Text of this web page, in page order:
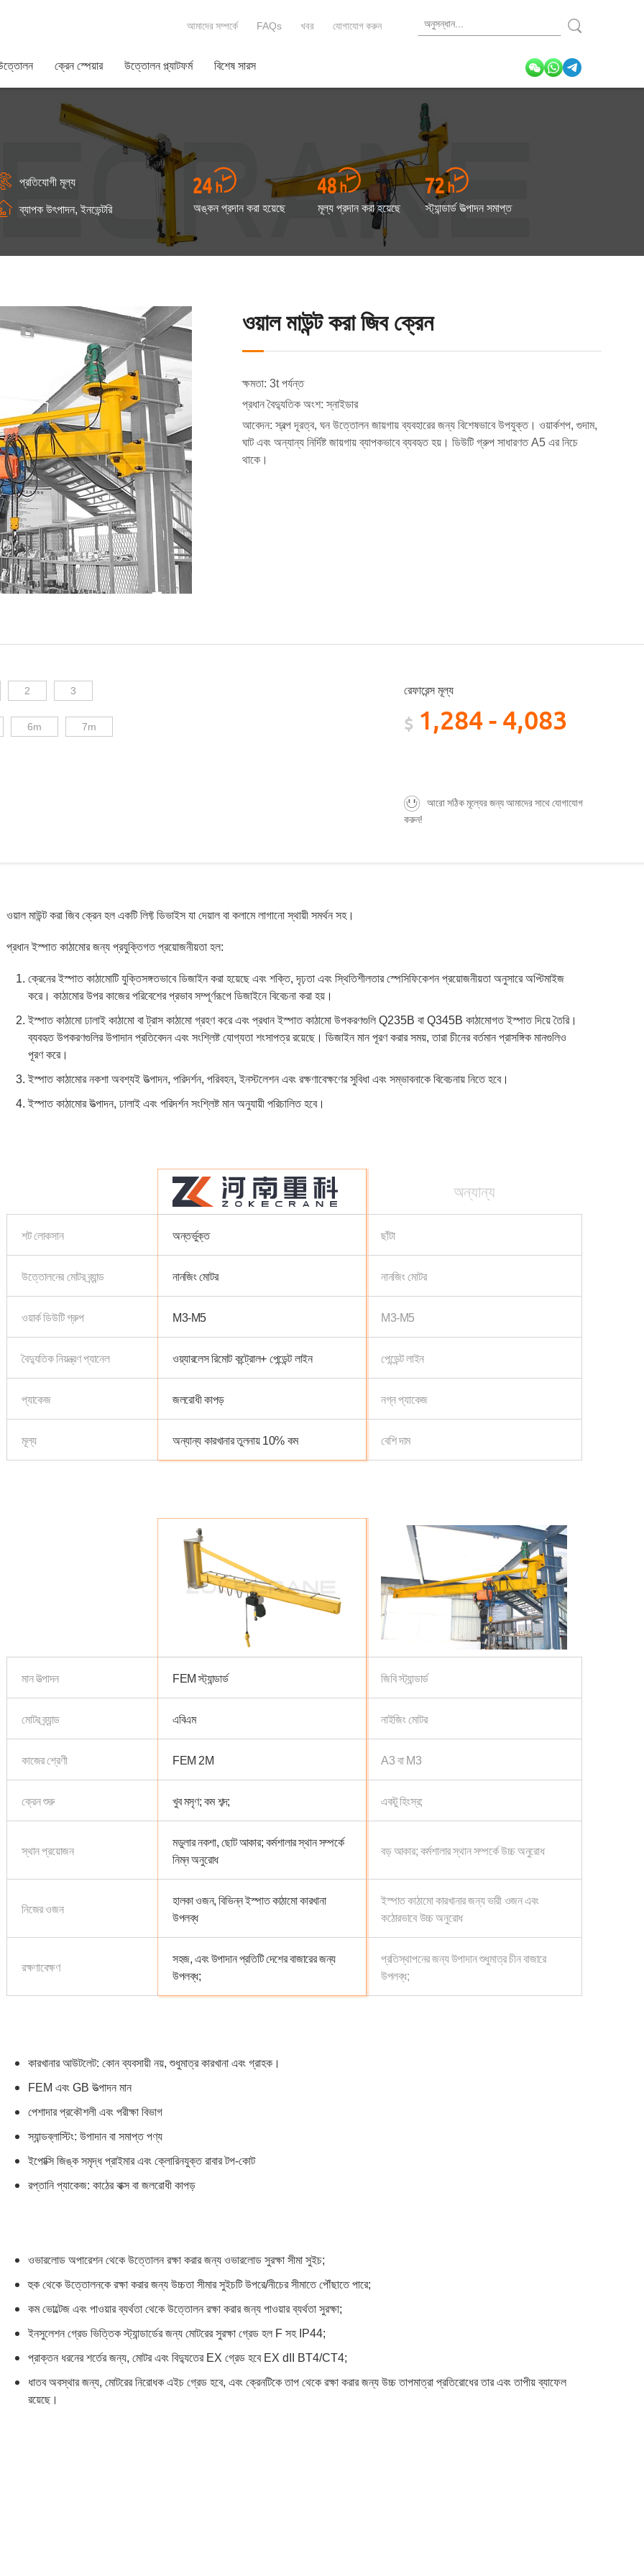
আমাদের সম্পর্কে FAQs খবর যোগাযোগ করুন
ক্রেন স্পেয়ার উত্তোলন প্ল্যাটফর্ম বিশেষ সারস
প্রতিযোগী মূল্য
ব্যাপক উৎপাদন, ইনভেন্টরি অঙ্কন প্রদান করা হয়েছে মূল্য প্রদান করা হয়েছে স্ট্যান্ডার্ড উত্পাদন সমাপ্ত
ওয়াল মাউন্ট করা জিব ক্রেন
ক্ষমতা: 3t পর্যন্ত
প্রধান বৈদ্যুতিক অংশ: স্নাইডার
আবেদন: স্বল্প দূরত্ব, ঘন উত্তোলন জায়গায় ব্যবহারের জন্য বিশেষভাবে উপযুক্ত। ওয়ার্কশপ, গুদাম,
ঘাট এবং অন্যান্য নির্দিষ্ট জায়গায় ব্যাপকভাবে ব্যবহৃত হয়। ডিউটি গ্রুপ সাধারণত A5 এর নিচে
থাকে।
2 3
6m 7m
রেফারেন্স মূল্য
$ 1,284 - 4,083
আরো সঠিক মূল্যের জন্য আমাদের সাথে যোগাযোগ
করুন!
ওয়াল মাউন্ট করা জিব ক্রেন হল একটি লিফ্ট ডিভাইস যা দেয়াল বা কলামে লাগানো স্থায়ী সমর্থন সহ।
প্রধান ইস্পাত কাঠামোর জন্য প্রযুক্তিগত প্রয়োজনীয়তা হল:
ক্রেনের ইস্পাত কাঠামোটি যুক্তিসঙ্গতভাবে ডিজাইন করা হয়েছে এবং শক্তি, দৃঢ়তা এবং স্থিতিশীলতার স্পেসিফিকেশন প্রয়োজনীয়তা অনুসারে অপ্টিমাইজ
করে। কাঠামোর উপর কাজের পরিবেশের প্রভাব সম্পূর্ণরূপে ডিজাইনে বিবেচনা করা হয়।
ইস্পাত কাঠামো ঢালাই কাঠামো বা ট্রাস কাঠামো গ্রহণ করে এবং প্রধান ইস্পাত কাঠামো উপকরণগুলি Q235B বা Q345B কাঠামোগত ইস্পাত দিয়ে তৈরি।
ব্যবহৃত উপকরণগুলির উপাদান প্রতিবেদন এবং সংশ্লিষ্ট যোগ্যতা শংসাপত্র রয়েছে। ডিজাইন মান পূরণ করার সময়, তারা চীনের বর্তমান প্রাসঙ্গিক মানগুলিও
পূরণ করে।
ইস্পাত কাঠামোর নকশা অবশ্যই উত্পাদন, পরিদর্শন, পরিবহন, ইনস্টলেশন এবং রক্ষণাবেক্ষণের সুবিধা এবং সম্ভাবনাকে বিবেচনায় নিতে হবে।
ইস্পাত কাঠামোর উত্পাদন, ঢালাই এবং পরিদর্শন সংশ্লিষ্ট মান অনুযায়ী পরিচালিত হবে।
অন্যান্য
শট লোকসান অন্তর্ভুক্ত ছাঁটা
উত্তোলনের মোটর ব্র্যান্ড নানজিং মোটর নানজিং মোটর
ওয়ার্ক ডিউটি গ্রুপ M3-M5 M3-M5
বৈদ্যুতিক নিয়ন্ত্রণ প্যানেল ওয়্যারলেস রিমোট কন্ট্রোল+ পেন্ডেন্ট লাইন পেন্ডেন্ট লাইন
প্যাকেজ জলরোধী কাপড় নগ্ন প্যাকেজ
মূল্য অন্যান্য কারখানার তুলনায় 10% কম বেশি দাম
মান উত্পাদন FEM স্ট্যান্ডার্ড জিবি স্ট্যান্ডার্ড
মোটর ব্র্যান্ড এবিএম নাইজিং মোটর
কাজের শ্রেণী FEM 2M A3 বা M3
ক্রেন শুরু খুব মসৃণ; কম শব্দ; একটু হিংস্র;
স্থান প্রয়োজন
মডুলার নকশা, ছোট আকার; কর্মশালার স্থান সম্পর্কে
নিম্ন অনুরোধ
বড় আকার; কর্মশালার স্থান সম্পর্কে উচ্চ অনুরোধ
নিজের ওজন
হালকা ওজন, বিভিন্ন ইস্পাত কাঠামো কারখানা
উপলব্ধ
ইস্পাত কাঠামো কারখানার জন্য ভারী ওজন এবং
কঠোরভাবে উচ্চ অনুরোধ
রক্ষণাবেক্ষণ
সহজ, এবং উপাদান প্রতিটি দেশের বাজারের জন্য
উপলব্ধ;
প্রতিস্থাপনের জন্য উপাদান শুধুমাত্র চীন বাজারে
উপলব্ধ;
কারখানার আউটলেট: কোন ব্যবসায়ী নয়, শুধুমাত্র কারখানা এবং গ্রাহক।
FEM এবং GB উত্পাদন মান
পেশাদার প্রকৌশলী এবং পরীক্ষা বিভাগ
স্যান্ডব্লাস্টিং: উপাদান বা সমাপ্ত পণ্য
ইপোক্সি জিঙ্ক সমৃদ্ধ প্রাইমার এবং ক্লোরিনযুক্ত রাবার টপ-কোট
রপ্তানি প্যাকেজ: কাঠের বাক্স বা জলরোধী কাপড়
ওভারলোড অপারেশন থেকে উত্তোলন রক্ষা করার জন্য ওভারলোড সুরক্ষা সীমা সুইচ;
হুক থেকে উত্তোলনকে রক্ষা করার জন্য উচ্চতা সীমার সুইচটি উপরে/নীচের সীমাতে পৌঁছাতে পারে;
কম ভোল্টেজ এবং পাওয়ার ব্যর্থতা থেকে উত্তোলন রক্ষা করার জন্য পাওয়ার ব্যর্থতা সুরক্ষা;
ইনসুলেশন গ্রেড ভিত্তিক স্ট্যান্ডার্ডের জন্য মোটরের সুরক্ষা গ্রেড হল F সহ IP44;
প্রাক্তন ধরনের শর্তের জন্য, মোটর এবং বিদ্যুতের EX গ্রেড হবে EX dII BT4/CT4;
ধাতব অবস্থার জন্য, মোটরের নিরোধক এইচ গ্রেড হবে, এবং ক্রেনটিকে তাপ থেকে রক্ষা করার জন্য উচ্চ তাপমাত্রা প্রতিরোধের তার এবং তাপীয় ব্যাফেল
রয়েছে।